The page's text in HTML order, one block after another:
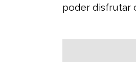
poder disfrutar